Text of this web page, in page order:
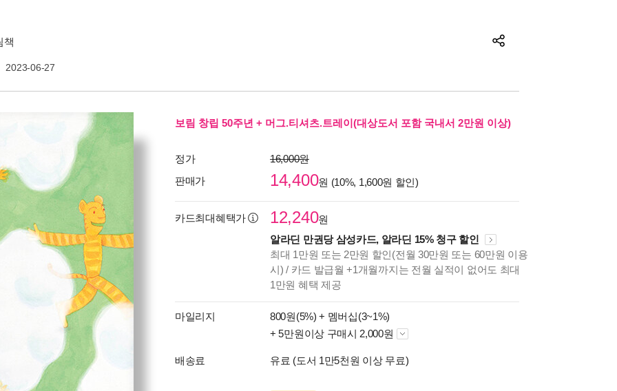
책
2023-06-27
보림 창립 50주년 + 머그.티셔츠.트레이(대상도서 포함 국내서 2만원 이상)
정가
16,000원
판매가
14,400원 (10%, 1,600원 할인)
카드최대혜택가 12,240원
알라딘 만권당 삼성카드, 알라딘 15% 청구 할인
최대 1만원 또는 2만원 할인(전월 30만원 또는 60만원 이용
시) / 카드 발급월 +1개월까지는 전월 실적이 없어도 최대
1만원 혜택 제공
마일리지 800원(5%) + 멤버십(3~1%)
+ 5만원이상 구매시 2,000원
배송료 유료 (도서 1만5천원 이상 무료)